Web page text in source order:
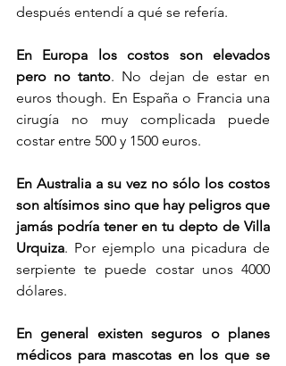
después entendí a qué se refería.
En Europa los costos son elevados
pero no tanto. No dejan de estar en
euros though. En España o Francia una
cirugía no muy complicada puede
costar entre 500 y 1500 euros.
En Australia a su vez no sólo los costos
son altísimos sino que hay peligros que
jamás podría tener en tu depto de Villa
Urquiza. Por ejemplo una picadura de
serpiente te puede costar unos 4000
dólares.
En general existen seguros o planes
médicos para mascotas en los que se